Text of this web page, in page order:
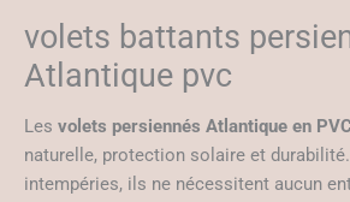
volets battants
Atlantique pvc
Les volets persiennés Atlantique en
naturelle, protection solaire et
intempéries, ils ne nécessitent aucun